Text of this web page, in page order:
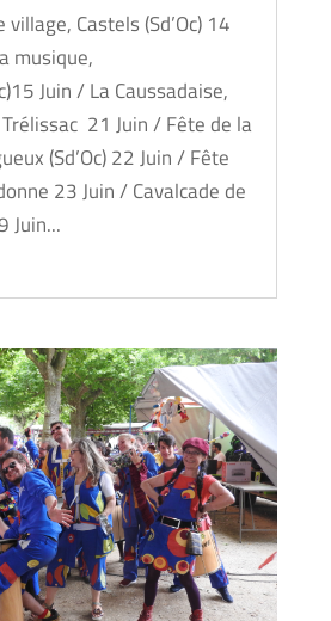
Castels (Sd’Oc) 14
musique,
Juin / La Caussadaise,
21 Juin / Fête de la
(Sd’Oc) 22 Juin / Fête
23 Juin / Cavalcade de
Juin...